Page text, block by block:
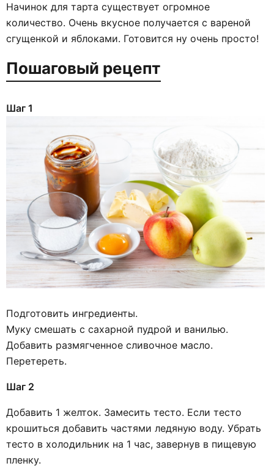
Начинок для тарта существует огромное
количество. Очень вкусное получается с вареной
сгущенкой и яблоками. Готовится ну очень просто!
Пошаговый рецепт
Шаг 1
Подготовить ингредиенты.
Муку смешать с сахарной пудрой и ванилью.
Добавить размягченное сливочное масло.
Перетереть.
Шаг 2
Добавить 1 желток. Замесить тесто. Если тесто
крошиться добавить частями ледяную воду. Убрать
тесто в холодильник на 1 час, завернув в пищевую
пленку.